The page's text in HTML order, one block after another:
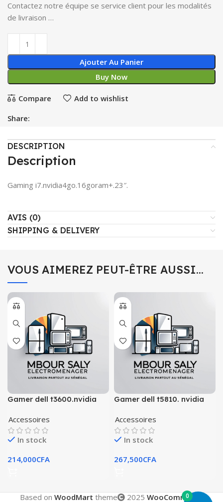
Contactez notre équipe se service client pour les modalités
de livraison …
Ajouter Au Panier
Buy Now
Compare Add to wishlist
Share:
DESCRIPTION
Description
Gaming i7.nvidia4go.16goram+.23″.
AVIS (0)
SHIPPING & DELIVERY
VOUS AIMEREZ PEUT-ÊTRE AUSSI…
Gamer dell t3600.nvidia
Accessoires
In stock
214,000CFA
Gamer dell t5810. nvidia
Accessoires
In stock
267,500CFA
Based on WoodMart theme 2025 WooCommerce
0